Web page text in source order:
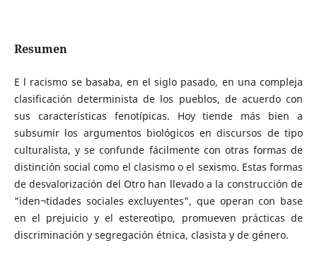
Resumen
E l racismo se basaba, en el siglo pasado, en una compleja
clasificación determinista de los pueblos, de acuerdo con
sus características fenotípicas. Hoy tiende más bien a
subsumir los argumentos biológicos en discursos de tipo
culturalista, y se confunde fácilmente con otras formas de
distinción social como el clasismo o el sexismo. Estas formas
de desvalorización del Otro han llevado a la construcción de
"iden¬tidades sociales excluyentes", que operan con base
en el prejuicio y el estereotipo, promueven prácticas de
discriminación y segregación étnica, clasista y de género.